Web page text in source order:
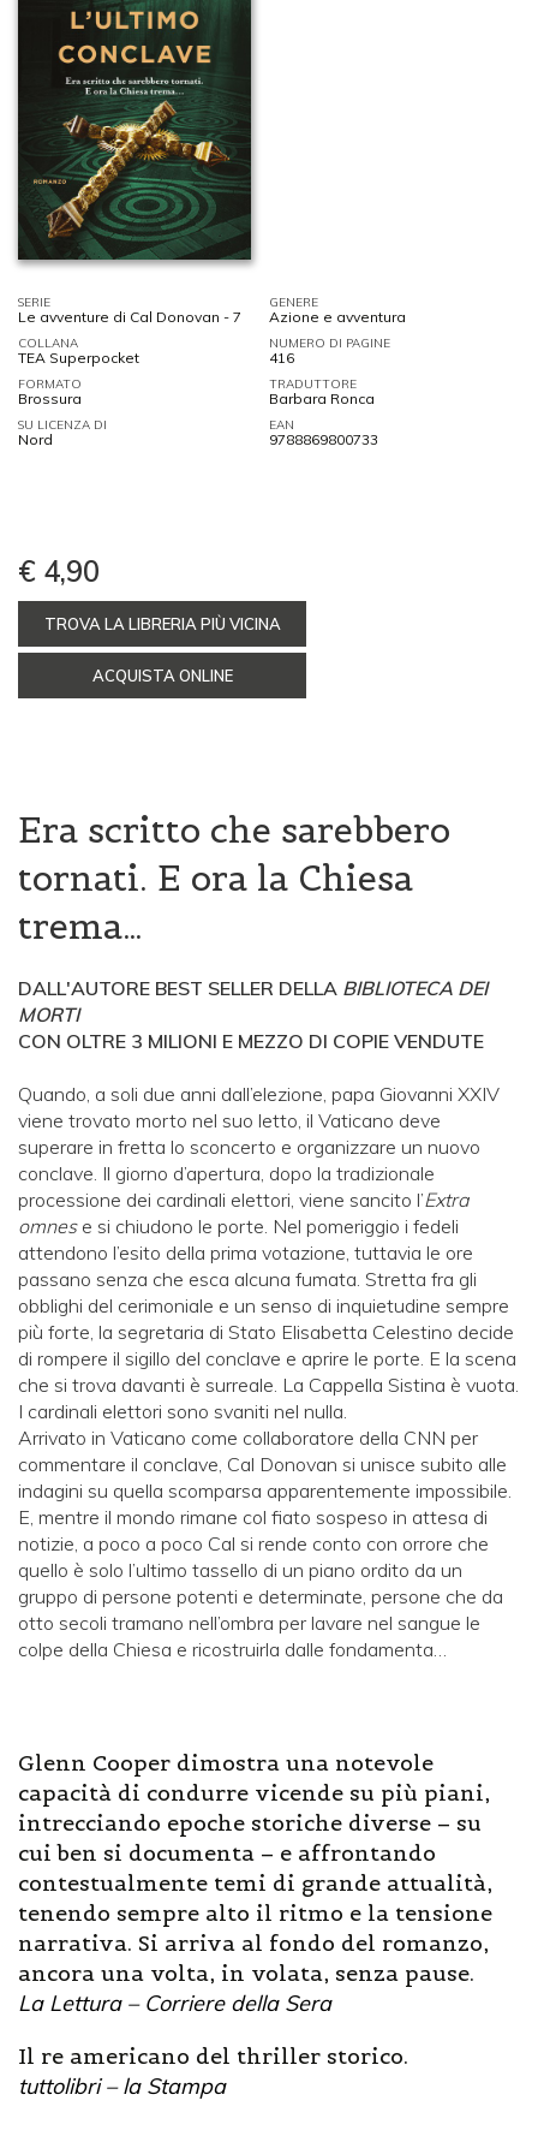
SERIE
Le avventure di Cal Donovan - 7
GENERE
Azione e avventura
COLLANA
TEA Superpocket
NUMERO DI PAGINE
416
FORMATO
Brossura
TRADUTTORE
Barbara Ronca
SU LICENZA DI
Nord
EAN
9788869800733
€ 4,90
TROVA LA LIBRERIA PIÙ VICINA
ACQUISTA ONLINE
Era scritto che sarebbero
tornati. E ora la Chiesa
trema…
DALL'AUTORE BEST SELLER DELLA BIBLIOTECA DEI
MORTI
CON OLTRE 3 MILIONI E MEZZO DI COPIE VENDUTE
Quando, a soli due anni dall’elezione, papa Giovanni XXIV
viene trovato morto nel suo letto, il Vaticano deve
superare in fretta lo sconcerto e organizzare un nuovo
conclave. Il giorno d’apertura, dopo la tradizionale
processione dei cardinali elettori, viene sancito l’Extra
omnese si chiudono le porte. Nel pomeriggio i fedeli
attendono l’esito della prima votazione, tuttavia le ore
passano senza che esca alcuna fumata. Stretta fra gli
obblighi del cerimoniale e un senso di inquietudine sempre
più forte, la segretaria di Stato Elisabetta Celestino decide
di rompere il sigillo del conclave e aprire le porte. E la scena
che si trova davanti è surreale. La Cappella Sistina è vuota.
I cardinali elettori sono svaniti nel nulla.
Arrivato in Vaticano come collaboratore della CNN per
commentare il conclave, Cal Donovan si unisce subito alle
indagini su quella scomparsa apparentemente impossibile.
E, mentre il mondo rimane col fiato sospeso in attesa di
notizie, a poco a poco Cal si rende conto con orrore che
quello è solo l’ultimo tassello di un piano ordito da un
gruppo di persone potenti e determinate, persone che da
otto secoli tramano nell’ombra per lavare nel sangue le
colpe della Chiesa e ricostruirla dalle fondamenta…
Glenn Cooper dimostra una notevole
capacità di condurre vicende su più piani,
intrecciando epoche storiche diverse – su
cui ben si documenta – e affrontando
contestualmente temi di grande attualità,
tenendo sempre alto il ritmo e la tensione
narrativa. Si arriva al fondo del romanzo,
ancora una volta, in volata, senza pause.
La Lettura – Corriere della Sera
Il re americano del thriller storico.
tuttolibri – la Stampa